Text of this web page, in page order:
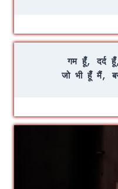
गम हूँ, दर्द
जो भी हूँ मैं,